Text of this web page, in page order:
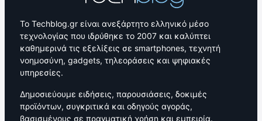
Το Techblog.gr είναι ανεξάρτητο ελληνικό μέσο
τεχνολογίας που ιδρύθηκε το 2007 και καλύπτει
καθημερινά τις εξελίξεις σε smartphones, τεχνητή
νοημοσύνη, gadgets, τηλεοράσεις και ψηφιακές
υπηρεσίες.
Δημοσιεύουμε ειδήσεις, παρουσιάσεις, δοκιμές
προϊόντων, συγκριτικά και οδηγούς αγοράς,
βασισμένους σε πραγματική χρήση και εμπειρία.